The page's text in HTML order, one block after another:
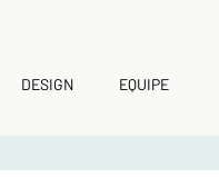
DESIGN EQUIPE